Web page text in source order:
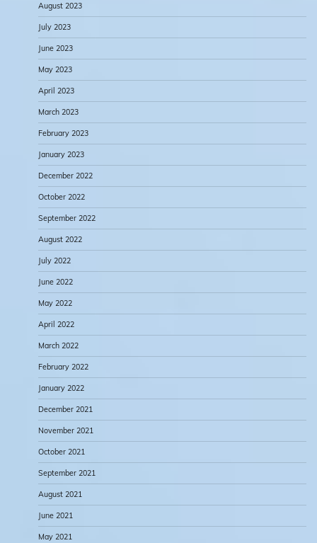
August 2023
July 2023
June 2023
May 2023
April 2023
March 2023
February 2023
January 2023
December 2022
October 2022
September 2022
August 2022
July 2022
June 2022
May 2022
April 2022
March 2022
February 2022
January 2022
December 2021
November 2021
October 2021
September 2021
August 2021
June 2021
May 2021